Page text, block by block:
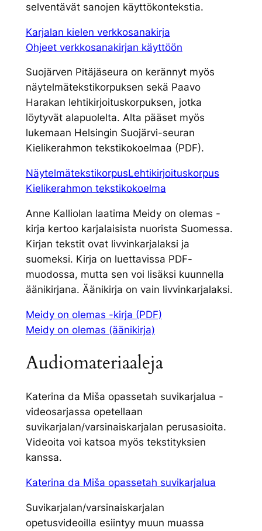
selventävät sanojen käyttökontekstia.
Karjalan kielen verkkosanakirja
Ohjeet verkkosanakirjan käyttöön
Suojärven Pitäjäseura on kerännyt myös
näytelmätekstikorpuksen sekä Paavo
Harakan lehtikirjoituskorpuksen, jotka
löytyvät alapuolelta. Alta pääset myös
lukemaan Helsingin Suojärvi-seuran
Kielikerahmon tekstikokoelmaa (PDF).
NäytelmätekstikorpusLehtikirjoituskorpus
Kielikerahmon tekstikokoelma
Anne Kalliolan laatima Meidy on olemas -
kirja kertoo karjalaisista nuorista Suomessa.
Kirjan tekstit ovat livvinkarjalaksi ja
suomeksi. Kirja on luettavissa PDF-
muodossa, mutta sen voi lisäksi kuunnella
äänikirjana. Äänikirja on vain livvinkarjalaksi.
Meidy on olemas -kirja (PDF)
Meidy on olemas (äänikirja)
Audiomateriaaleja
Katerina da Miša opassetah suvikarjalua -
videosarjassa opetellaan
suvikarjalan/varsinaiskarjalan perusasioita.
Videoita voi katsoa myös tekstityksien
kanssa.
Katerina da Miša opassetah suvikarjalua
Suvikarjalan/varsinaiskarjalan
opetusvideoilla esiintyy muun muassa